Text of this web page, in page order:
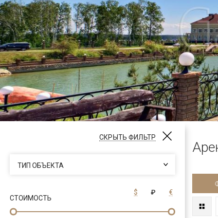
СКРЫТЬ ФИЛЬТР
ТИП ОБЪЕКТА
СТОИМОСТЬ
$ ₽ €